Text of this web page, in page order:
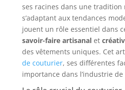
ses racines dans une
s’adaptant aux tendances
jouent un rôle essentiel dans
savoir-faire artisanalet
des vêtements uniques. Cet
de couturier, ses différentes
importance dans l’industrie de